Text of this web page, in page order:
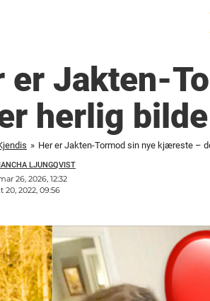
er Jakten-
herlig
» Her er Jakten-Tormod sin nye kjæreste –
LJUNGQVIST
26, 2026, 12:32
20, 2022, 09:56